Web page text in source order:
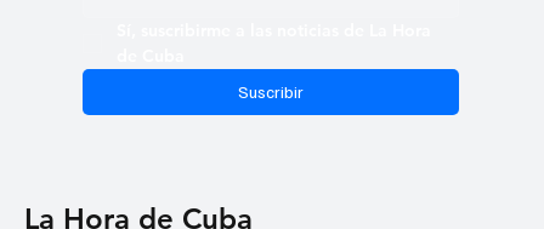
Suscribir
La Hora de Cuba